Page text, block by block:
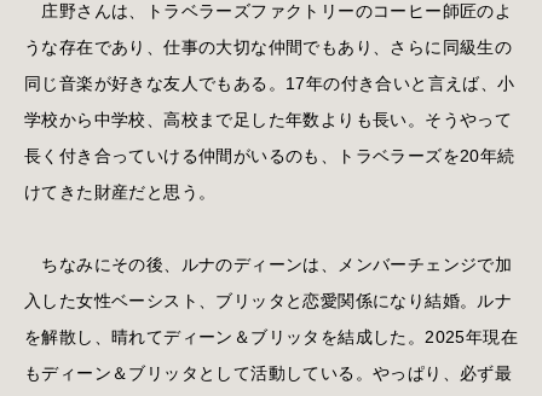
庄野さんは、トラベラーズファクトリーのコーヒー師匠のよ
うな存在であり、仕事の大切な仲間でもあり、さらに同級生の
同じ音楽が好きな友人でもある。17年の付き合いと言えば、小
学校から中学校、高校まで足した年数よりも長い。そうやって
長く付き合っていける仲間がいるのも、トラベラーズを20年続
けてきた財産だと思う。
ちなみにその後、ルナのディーンは、メンバーチェンジで加
入した女性ベーシスト、ブリッタと恋愛関係になり結婚。ルナ
を解散し、晴れてディーン＆ブリッタを結成した。2025年現在
もディーン＆ブリッタとして活動している。やっぱり、必ず最